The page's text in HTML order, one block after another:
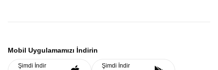
Mobil Uygulamamızı İndirin
Şimdi İndir Şimdi İndir